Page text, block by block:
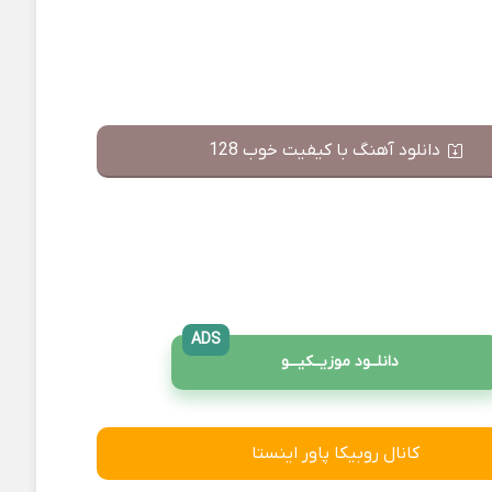
دانلود آهنگ با کیفیت خوب 128
دانلــود موزیــکیـــو
ADS
کانال روبیکا پاور اینستا